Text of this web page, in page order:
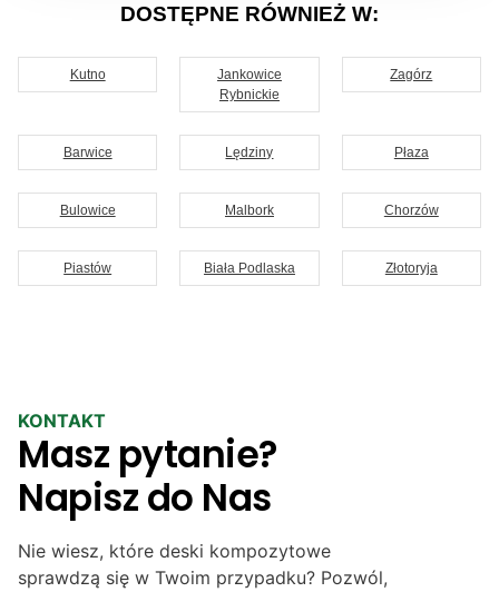
DOSTĘPNE RÓWNIEŻ W:
Kutno
Jankowice
Rybnickie
Zagórz
Barwice Lędziny Płaza
Bulowice Malbork Chorzów
Piastów Biała Podlaska Złotoryja
KONTAKT
Masz pytanie?
Napisz do Nas
Nie wiesz, które deski kompozytowe
sprawdzą się w Twoim przypadku? Pozwól,